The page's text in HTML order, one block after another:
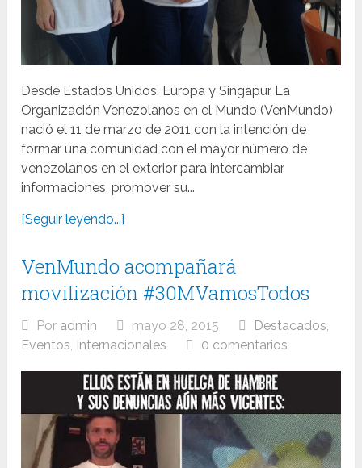
Desde Estados Unidos, Europa y Singapur La
Organización Venezolanos en el Mundo (VenMundo)
nació el 11 de marzo de 2011 con la intención de
formar una comunidad con el mayor número de
venezolanos en el exterior para intercambiar
informaciones, promover su...
[Seguir leyendo...]
VenMundo acompañará
movilización #30MVamosTodos
Por admin mayo 28, 2015 Destacados,
Eventos, Internacionales 0 comentarios